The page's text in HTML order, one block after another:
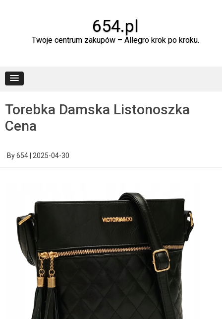
654.pl
Twoje centrum zakupów – Allegro krok po kroku.
Torebka Damska Listonoszka
Cena
By654 2025-04-30